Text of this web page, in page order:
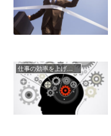
仕事の効率を上げる方法